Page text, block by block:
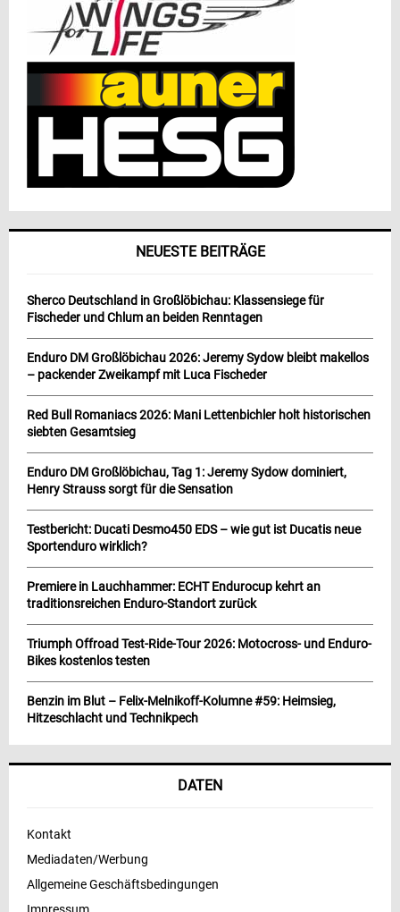
NEUESTE BEITRÄGE
Sherco Deutschland in Großlöbichau: Klassensiege für
Fischeder und Chlum an beiden Renntagen
Enduro DM Großlöbichau 2026: Jeremy Sydow bleibt makellos
– packender Zweikampf mit Luca Fischeder
Red Bull Romaniacs 2026: Mani Lettenbichler holt historischen
siebten Gesamtsieg
Enduro DM Großlöbichau, Tag 1: Jeremy Sydow dominiert,
Henry Strauss sorgt für die Sensation
Testbericht: Ducati Desmo450 EDS – wie gut ist Ducatis neue
Sportenduro wirklich?
Premiere in Lauchhammer: ECHT Endurocup kehrt an
traditionsreichen Enduro-Standort zurück
Triumph Offroad Test-Ride-Tour 2026: Motocross- und Enduro-
Bikes kostenlos testen
Benzin im Blut – Felix-Melnikoff-Kolumne #59: Heimsieg,
Hitzeschlacht und Technikpech
DATEN
Kontakt
Mediadaten/Werbung
Allgemeine Geschäftsbedingungen